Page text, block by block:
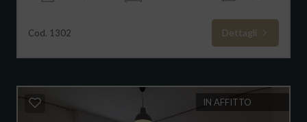
Cod. 1302 Dettagli
IN AFFITTO